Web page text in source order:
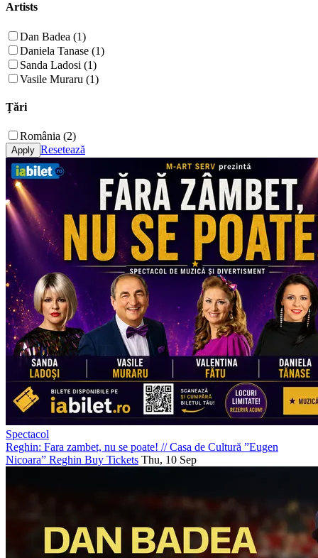
Artists
Dan Badea (1)
Daniela Tanase (1)
Sanda Ladosi (1)
Vasile Muraru (1)
Țări
România (2)
Resetează
Spectacol
Reghin: Fara zambet, nu se poate! //Casa de Cultură ”Eugen
Nicoara” Reghin Buy Tickets Thu, 10 Sep